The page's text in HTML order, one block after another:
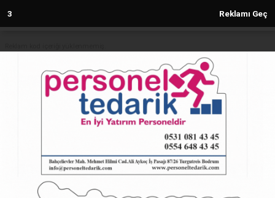
2 Reklamı Geç
Anasayfa
Sakarya'da deniz planı yapacak
olanlara uyarı
24.07.2025 - 11:38, Güncelleme: 24.07.2025 - 11:38
23079+ kez okundu.